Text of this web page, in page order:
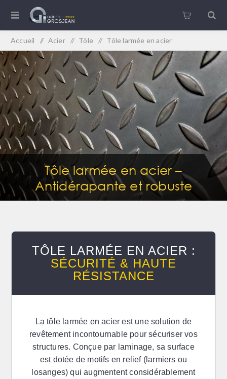
Accueil / Acier / Tôle / Tôle larmée en acier
Tôle larmée en acier –
Antidérapante et robuste
TÔLE LARMÉE EN ACIER :
SÉCURITÉ & HAUTE
RÉSISTANCE
Latôle larmée en acier est une solution de
revêtement incontournable pour sécuriser vos
structures. Conçue par laminage, sa surface
est dotée de motifs en relief (larmiers ou
losanges) qui augmentent considérablement